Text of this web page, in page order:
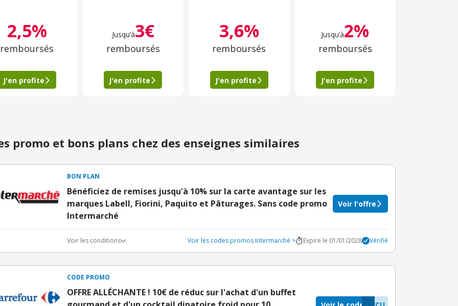
2,5%
remboursés
J'en profite
Jusqu’à3€
remboursés
J'en profite
3,6%
remboursés
J'en profite
Jusqu’à2%
remboursés
J'en profite
promo et bons plans chez des enseignes similaires
BON PLAN
Bénéficiez de remises jusqu'à 10% sur la carte avantage sur les
marques Labell, Fiorini, Paquito et Pâturages. Sans code promo
Intermarché
Voir l'offre
Voir les conditions Voir les codes promos Intermarché > Expire le 01/01/2028 Vérifié
CODE PROMO
OFFRE ALLÉCHANTE ! 10€ de réduc sur l'achat d'un buffet